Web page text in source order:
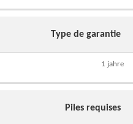
Type de garantie
1 jahre
Piles requises